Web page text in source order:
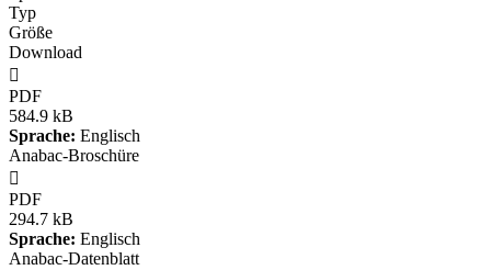
Typ
Größe
Download

PDF
584.9 kB
Sprache: Englisch
Anabac-Broschüre

PDF
294.7 kB
Sprache: Englisch
Anabac-Datenblatt